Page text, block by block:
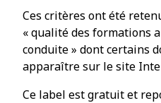
Ces critères ont été
« qualité des formations
conduite » dont certains
apparaître sur le site
Ce label est gratuit et